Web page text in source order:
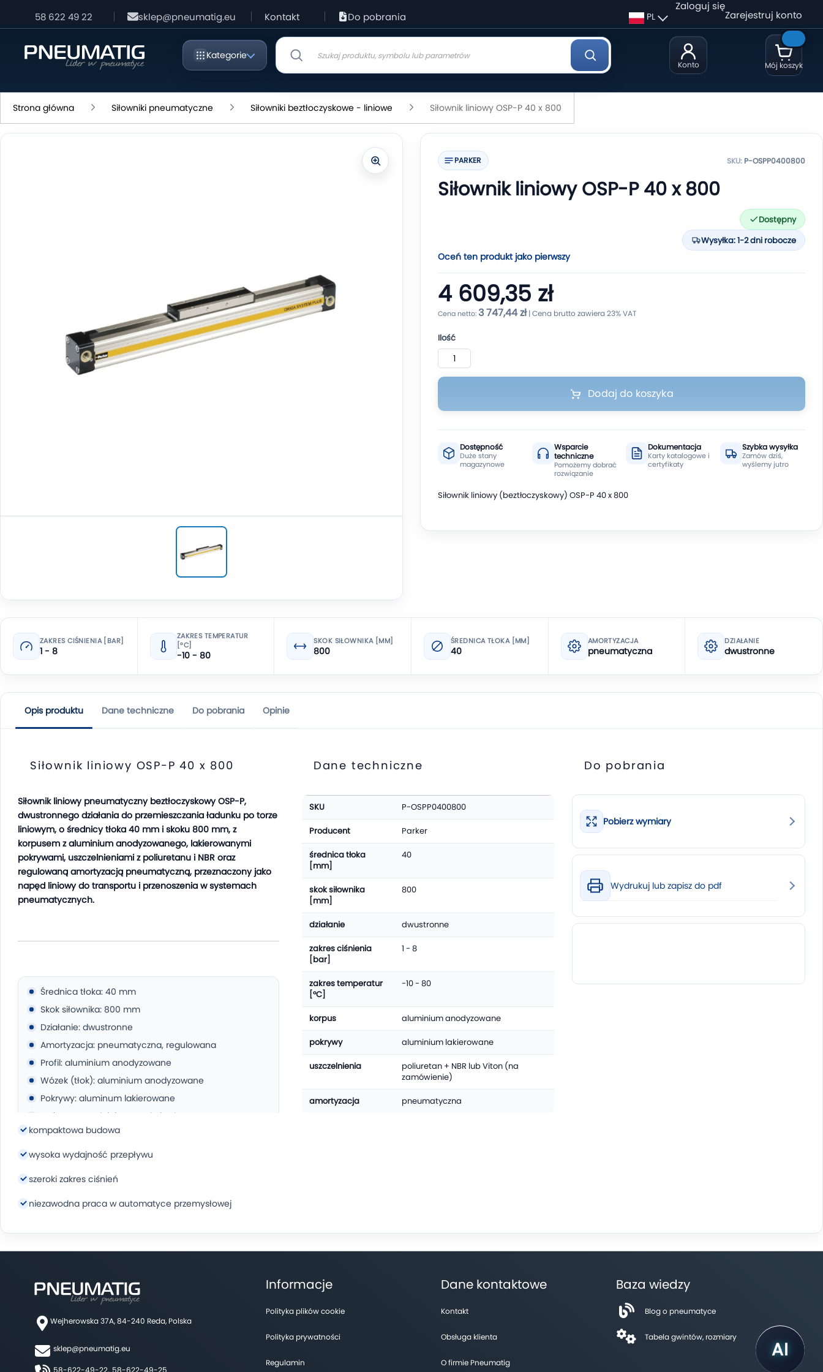
58 622 49 22 sklep@pneumatig.eu Kontakt Do pobrania
Kategorie
Konto
PL
Zaloguj się
Zarejestruj konto
Mój koszyk
Strona główna Siłowniki pneumatyczne Siłowniki beztłoczyskowe - liniowe Siłownik liniowy OSP-P 40 x 800
PARKER SKU: P-OSPP0400800
Siłownik liniowy OSP-P 40 x 800
Dostępny
Wysyłka: 1-2 dni robocze
Oceń ten produkt jako pierwszy
4 609,35 zł
3 747,44 zł
Ilość
Dodaj do koszyka
Dostępność
Duże stany
magazynowe
Wsparcie
techniczne
Pomożemy dobrać
rozwiązanie
Dokumentacja
Karty katalogowe i
certyfikaty
Szybka wysyłka
Zamów dziś,
wyślemy jutro
Siłownik liniowy (beztłoczyskowy) OSP-P 40 x 800
ZAKRES CIŚNIENIA [BAR]
1 - 8
ZAKRES TEMPERATUR
[°C]
-10 - 80
SKOK SIŁOWNIKA [MM]
800
ŚREDNICA TŁOKA [MM]
40
AMORTYZACJA
pneumatyczna
DZIAŁANIE
dwustronne
Opis produktu Dane techniczne Do pobrania Opinie
Siłownik liniowy OSP-P 40 x 800
Siłownik liniowy pneumatyczny beztłoczyskowy OSP-P,
dwustronnego działania do przemieszczania ładunku po torze
liniowym, o średnicy tłoka 40 mm i skoku 800 mm, z
korpusem z aluminium anodyzowanego, lakierowanymi
pokrywami, uszczelnieniami z poliuretanu i NBR oraz
regulowaną amortyzacją pneumatyczną, przeznaczony jako
napęd liniowy do transportu i przenoszenia w systemach
pneumatycznych.
Średnica tłoka: 40 mm
Skok siłownika: 800 mm
Działanie: dwustronne
Amortyzacja: pneumatyczna, regulowana
Profil: aluminium anodyzowane
Wózek (tłok): aluminium anodyzowane
Pokrywy: aluminum lakierowane
Taśma uszczelniająca: stal nierdzewna
Uszczelnienia: NBR (opcjonalnie: Viton)
Osłony przeciwpyłowe : kompozyt
kompaktowa budowa
wysoka wydajność przepływu
szeroki zakres ciśnień
niezawodna praca w automatyce przemysłowej
Dane techniczne
Więcej
informacji
SKU P-OSPP0400800
Producent Parker
średnica tłoka
[mm]
40
skok siłownika
[mm]
800
działanie dwustronne
zakres ciśnienia
[bar]
1 - 8
zakres temperatur
[°C]
-10 - 80
korpus aluminium anodyzowane
pokrywy aluminium lakierowane
uszczelnienia
poliuretan + NBR lub Viton (na
zamówienie)
amortyzacja pneumatyczna
Do pobrania
Pobierz wymiary
Wydrukuj lub zapisz do pdf
Wejherowska 37A, 84-240 Reda, Polska
sklep@pneumatig.eu
58-622-49-22, 58-622-49-25
Informacje
Polityka plików cookie
Polityka prywatności
Regulamin
Dane kontaktowe
Kontakt
Obsługa klienta
O firmie Pneumatig
Baza wiedzy
Blog o pneumatyce
Tabela gwintów, rozmiary